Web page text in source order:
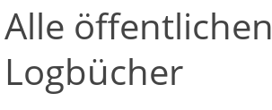
Navigation
Über Lobbypedia
Alle öffentlichen
Logbücher